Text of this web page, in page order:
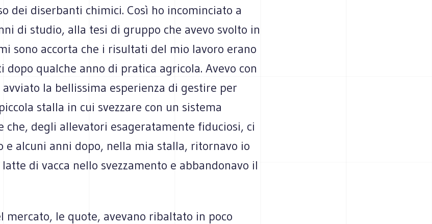
dei diserbanti chimici. Così ho incominciato a
di studio, alla tesi di gruppo che avevo svolto in
sono accorta che i risultati del mio lavoro erano
dopo qualche anno di pratica agricola. Avevo con
la bellissima esperienza di gestire per
stalla in cui svezzare con un sistema
che, degli allevatori esageratamente fiduciosi, ci
e alcuni anni dopo, nella mia stalla, ritornavo io
di vacca nello svezzamento e abbandonavo il
mercato, le quote, avevano ribaltato in poco